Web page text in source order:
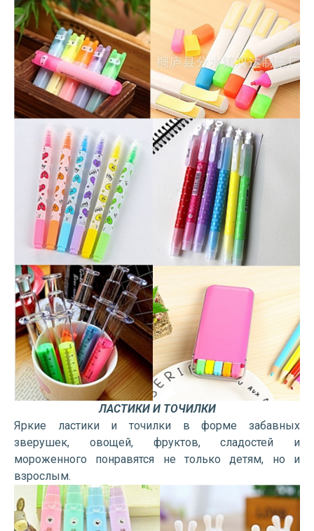
ЛАСТИКИ И ТОЧИЛКИ
Яркие ластики и точилки в форме забавных
зверушек, овощей, фруктов, сладостей и
мороженного понравятся не только детям, но и
взрослым.